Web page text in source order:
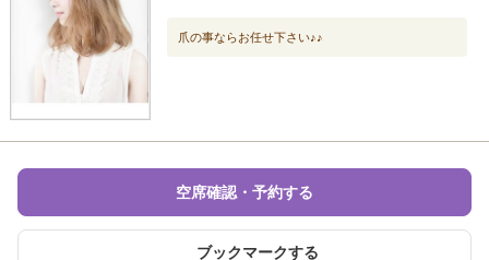
爪の事ならお任せ下さい♪♪
空席確認・予約する
ブックマークする